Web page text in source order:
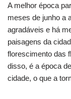
A melhor época
meses de junho a
agradáveis e há
paisagens da
florescimento das
disso, é a época
cidade, o que a